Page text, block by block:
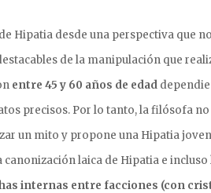
Hipatia desde una perspectiva que
de la manipulación que
entre 45 y 60 años de edad
precisos. Por lo tanto, la filósofa
un mito y propone una Hipatia
canonización laica de Hipatia e
internas entre facciones (con